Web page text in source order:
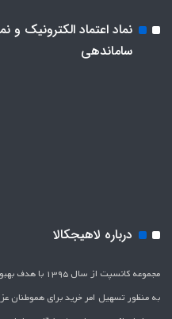
نماد اعتماد الکترونیک و
ساماندهی
درباره لاهیجکالا
مجموعه کانسپت
به منظور تسهیل امر خرید برای هموطنان